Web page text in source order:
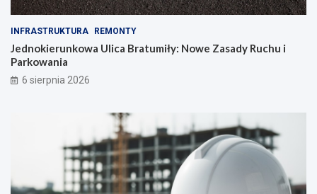
INFRASTRUKTURA REMONTY
Jednokierunkowa Ulica Bratumiły: Nowe Zasady Ruchu i
Parkowania
6 sierpnia 2026